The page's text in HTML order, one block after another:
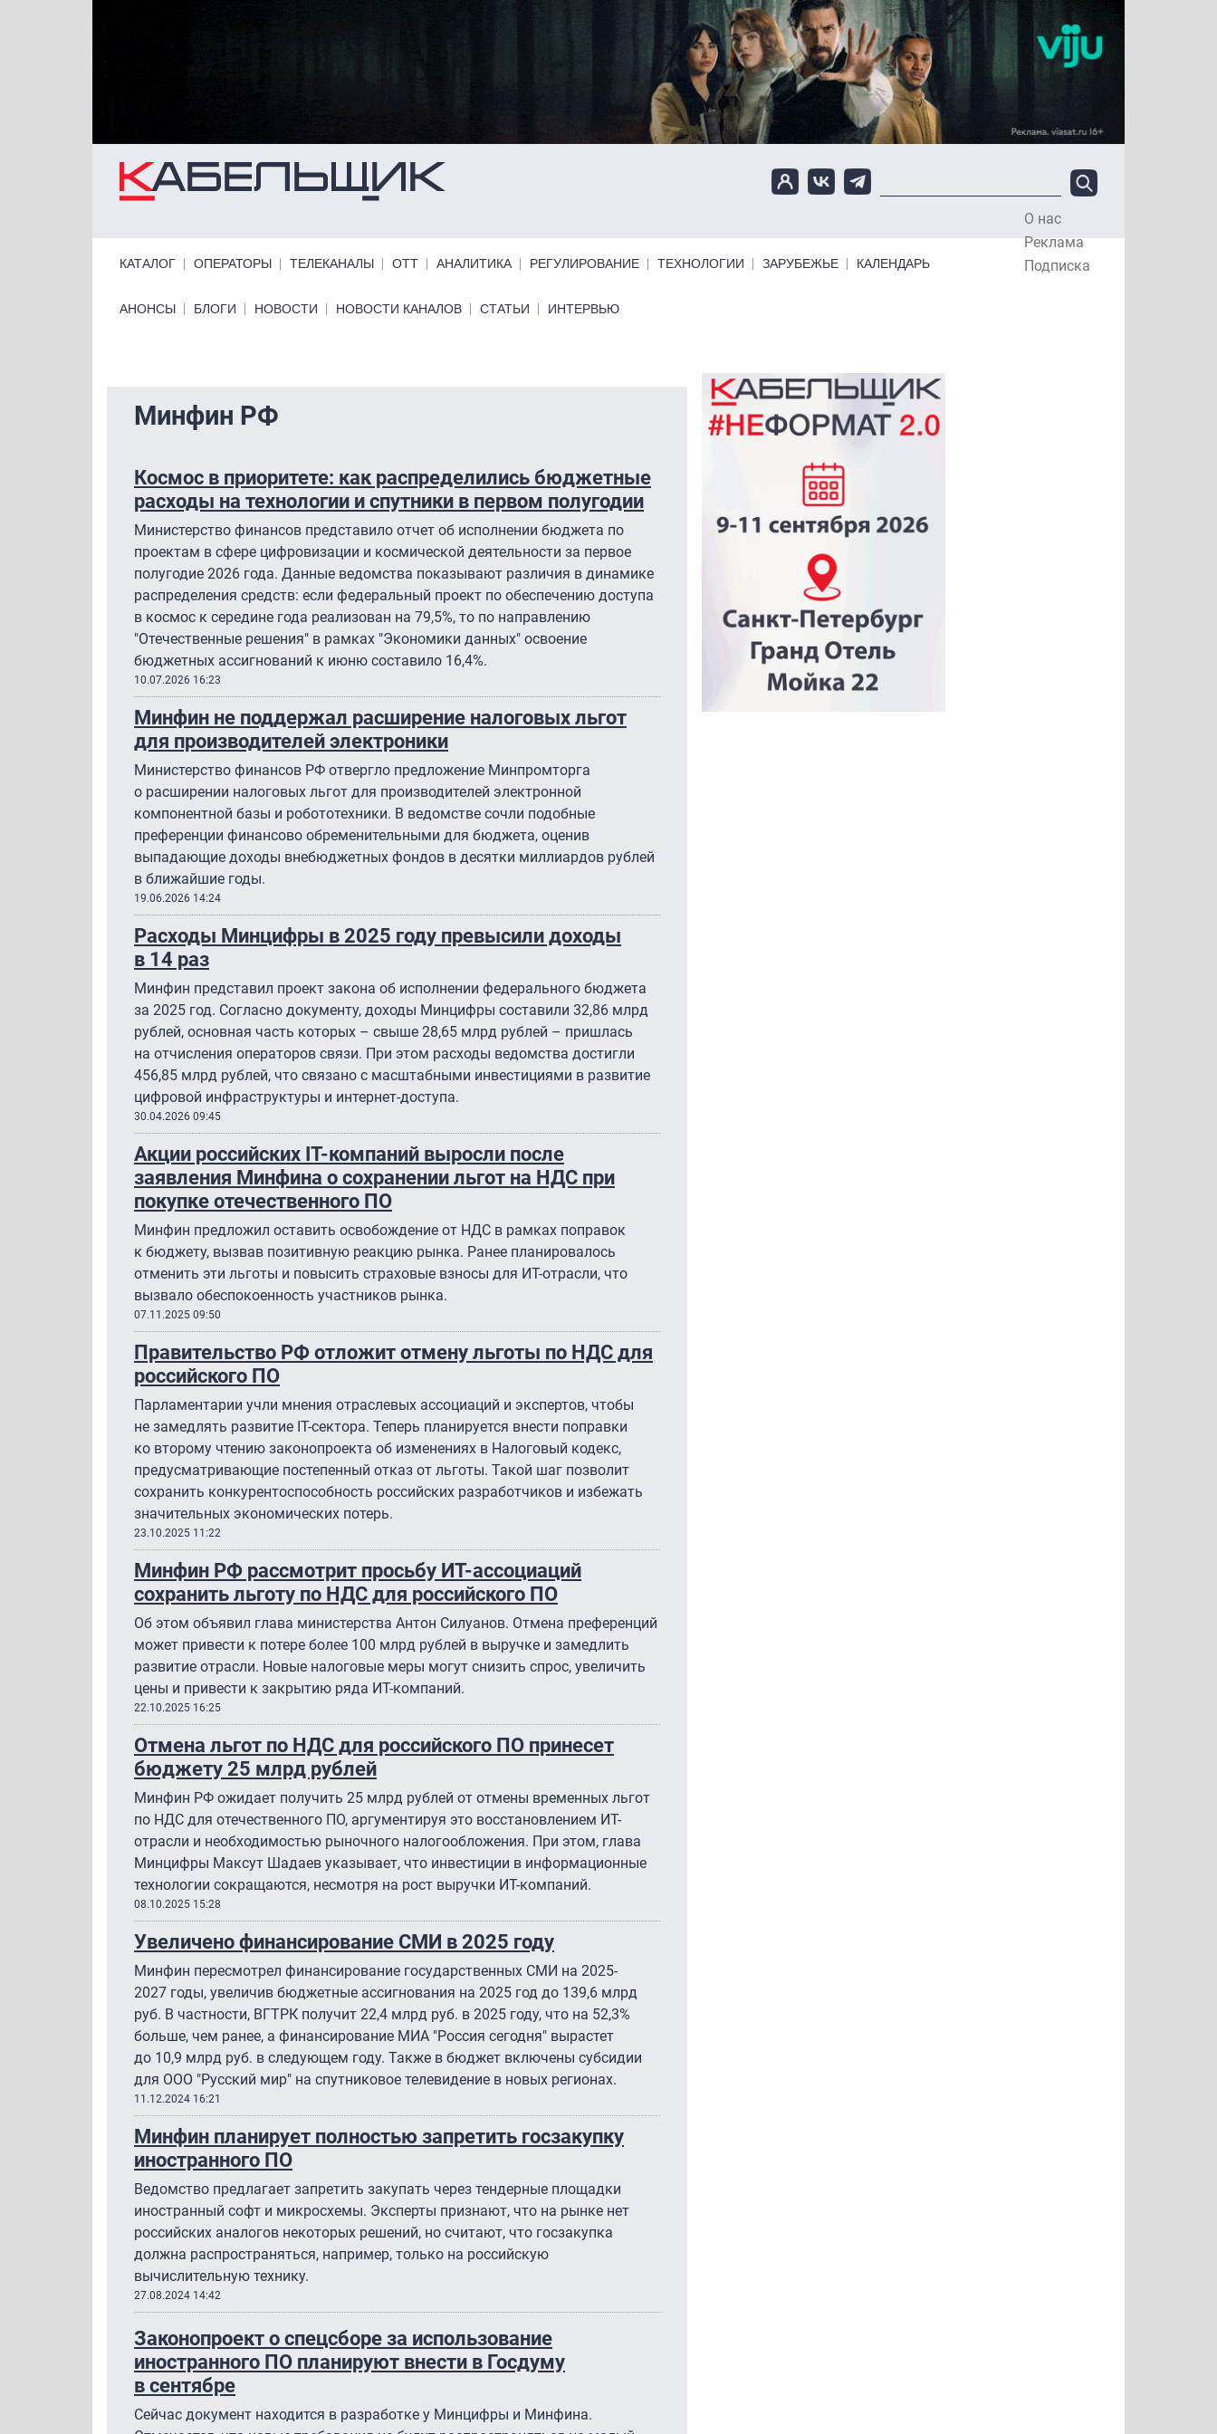
Перейти к основному содержанию
О нас
Реклама
Подписка
КАТАЛОГ ОПЕРАТОРЫ ТЕЛЕКАНАЛЫ ОТТ АНАЛИТИКА РЕГУЛИРОВАНИЕ ТЕХНОЛОГИИ ЗАРУБЕЖЬЕ КАЛЕНДАРЬ
Primary links bottom
АНОНСЫ БЛОГИ НОВОСТИ НОВОСТИ КАНАЛОВ СТАТЬИ ИНТЕРВЬЮ
Минфин РФ
Космос в приоритете: как распределились бюджетные
расходы на технологии и спутники в первом полугодии
Министерство финансов представило отчет об исполнении бюджета по
проектам в сфере цифровизации и космической деятельности за первое
полугодие 2026 года. Данные ведомства показывают различия в динамике
распределения средств: если федеральный проект по обеспечению доступа
в космос к середине года реализован на 79,5%, то по направлению
"Отечественные решения" в рамках "Экономики данных" освоение
бюджетных ассигнований к июню составило 16,4%.
10.07.2026 16:23
Минфин не поддержал расширение налоговых льгот
для производителей электроники
Министерство финансов РФ отвергло предложение Минпромторга
о расширении налоговых льгот для производителей электронной
компонентной базы и робототехники. В ведомстве сочли подобные
преференции финансово обременительными для бюджета, оценив
выпадающие доходы внебюджетных фондов в десятки миллиардов рублей
в ближайшие годы.
19.06.2026 14:24
Расходы Минцифры в 2025 году превысили доходы
в 14 раз
Минфин представил проект закона об исполнении федерального бюджета
за 2025 год. Согласно документу, доходы Минцифры составили 32,86 млрд
рублей, основная часть которых – свыше 28,65 млрд рублей – пришлась
на отчисления операторов связи. При этом расходы ведомства достигли
456,85 млрд рублей, что связано с масштабными инвестициями в развитие
цифровой инфраструктуры и интернет-доступа.
30.04.2026 09:45
Акции российских IT-компаний выросли после
заявления Минфина о сохранении льгот на НДС при
покупке отечественного ПО
Минфин предложил оставить освобождение от НДС в рамках поправок
к бюджету, вызвав позитивную реакцию рынка. Ранее планировалось
отменить эти льготы и повысить страховые взносы для ИТ-отрасли, что
вызвало обеспокоенность участников рынка.
07.11.2025 09:50
Правительство РФ отложит отмену льготы по НДС для
российского ПО
Парламентарии учли мнения отраслевых ассоциаций и экспертов, чтобы
не замедлять развитие IT-сектора. Теперь планируется внести поправки
ко второму чтению законопроекта об изменениях в Налоговый кодекс,
предусматривающие постепенный отказ от льготы. Такой шаг позволит
сохранить конкурентоспособность российских разработчиков и избежать
значительных экономических потерь.
23.10.2025 11:22
Минфин РФ рассмотрит просьбу ИТ-ассоциаций
сохранить льготу по НДС для российского ПО
Об этом объявил глава министерства Антон Силуанов. Отмена преференций
может привести к потере более 100 млрд рублей в выручке и замедлить
развитие отрасли. Новые налоговые меры могут снизить спрос, увеличить
цены и привести к закрытию ряда ИТ-компаний.
22.10.2025 16:25
Отмена льгот по НДС для российского ПО принесет
бюджету 25 млрд рублей
Минфин РФ ожидает получить 25 млрд рублей от отмены временных льгот
по НДС для отечественного ПО, аргументируя это восстановлением ИТ-
отрасли и необходимостью рыночного налогообложения. При этом, глава
Минцифры Максут Шадаев указывает, что инвестиции в информационные
технологии сокращаются, несмотря на рост выручки ИТ-компаний.
08.10.2025 15:28
Увеличено финансирование СМИ в 2025 году
Минфин пересмотрел финансирование государственных СМИ на 2025-
2027 годы, увеличив бюджетные ассигнования на 2025 год до 139,6 млрд
руб. В частности, ВГТРК получит 22,4 млрд руб. в 2025 году, что на 52,3%
больше, чем ранее, а финансирование МИА "Россия сегодня" вырастет
до 10,9 млрд руб. в следующем году. Также в бюджет включены субсидии
для ООО "Русский мир" на спутниковое телевидение в новых регионах.
11.12.2024 16:21
Минфин планирует полностью запретить госзакупку
иностранного ПО
Ведомство предлагает запретить закупать через тендерные площадки
иностранный софт и микросхемы. Эксперты признают, что на рынке нет
российских аналогов некоторых решений, но считают, что госзакупка
должна распространяться, например, только на российскую
вычислительную технику.
27.08.2024 14:42
Законопроект о спецсборе за использование
иностранного ПО планируют внести в Госдуму
в сентябре
Сейчас документ находится в разработке у Минцифры и Минфина.